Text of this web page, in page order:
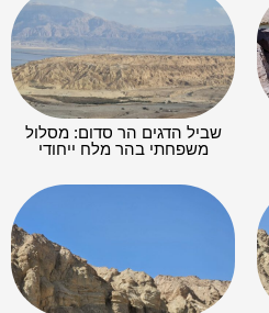
שביל הדגים הר סדום: מסלול
משפחתי בהר מלח ייחודי